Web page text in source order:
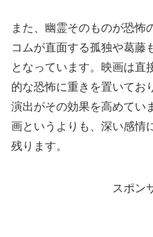
また、幽霊そのものが恐怖
コムが直面する孤独や葛藤
となっています。映画は直
的な恐怖に重きを置いてお
演出がその効果を高めてい
画というよりも、深い感情
残ります。
スポン